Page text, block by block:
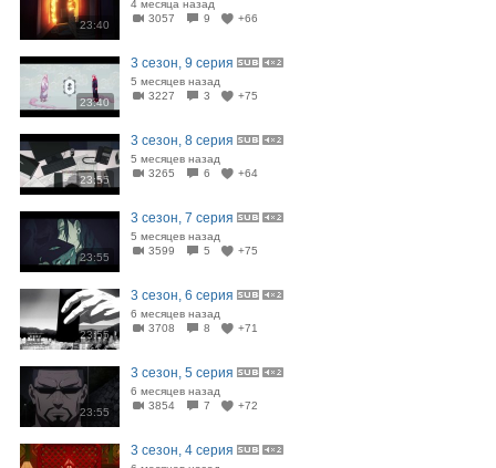
23:40
4 месяца назад
3057
9 +66
23:40
3 сезон, 9 серия
5 месяцев назад
3227
3 +75
23:55
3 сезон, 8 серия
5 месяцев назад
3265
6 +64
23:55
3 сезон, 7 серия
5 месяцев назад
3599
5 +75
23:55
3 сезон, 6 серия
6 месяцев назад
3708
8 +71
23:55
3 сезон, 5 серия
6 месяцев назад
3854
7 +72
3 сезон, 4 серия